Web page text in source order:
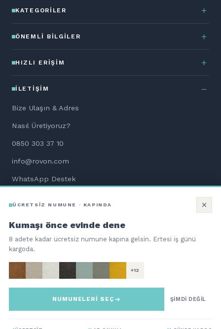
SEPETE EKLE
ÜCRETSİZ NUMUNE · KAPINDA
Kumaşı önce evinde dene
8 adete kadar ücretsiz numune kapına gelsin. Ertesi iş günü
kargoda.
+12
NUMUNELERİ SEÇ ŞİMDİ DEĞİL
KATEGORILER
ÖNEMLI BILGILER
HIZLI ERIŞIM
İLETIŞIM
Bize Ulaşın & Adres
Nasıl Üretiyoruz?
0850 303 37 10
info@rovon.com
WhatsApp Destek
QNBpay güvencesiyle 256-bit SSL
troy
Bi Kutu Mobilya | Aç. Kur. Otur.